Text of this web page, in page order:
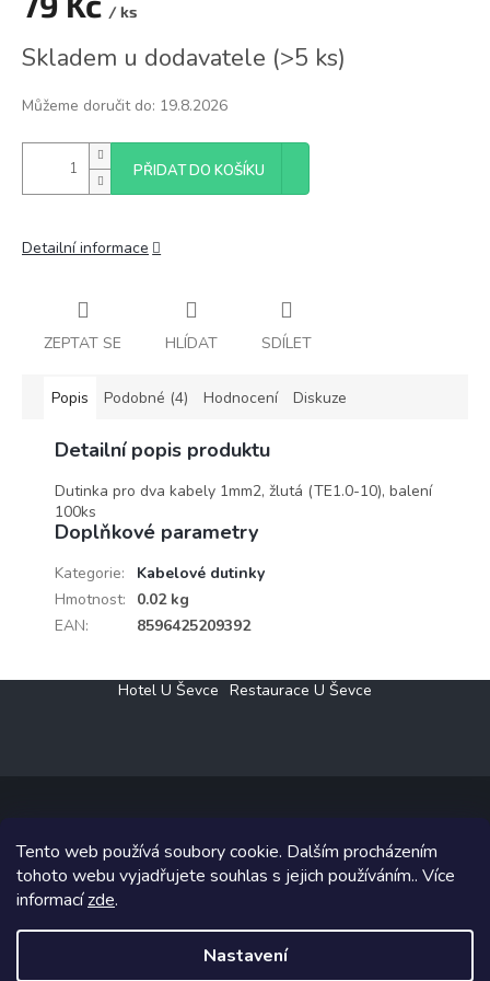
Tento web používá soubory cookie. Dalším procházením
tohoto webu vyjadřujete souhlas s jejich používáním.. Více
informacízde.
Nastavení
/ ks
cena:
Skladem u dodavatele (>5 ks)
Můžeme doručit do: 19.8.2026
PŘIDAT DO KOŠÍKU
Detailní informace
ZEPTAT SE HLÍDAT SDÍLET
Popis Podobné (4) Hodnocení Diskuze
Detailní popis produktu
Dutinka pro dva kabely 1mm2, žlutá (TE1.0-10), balení
100ks
Doplňkové parametry
Kategorie:
Kabelové dutinky
Hmotnost:
0.02 kg
EAN: 8596425209392
Hotel U Ševce Restaurace U Ševce
Copyright 2026Elektro Klesný s.r.o.. Všechna práva vyhrazena.
Grafický návrh vytvořil a na Shoptet implementoval
Shoptetak.cz.